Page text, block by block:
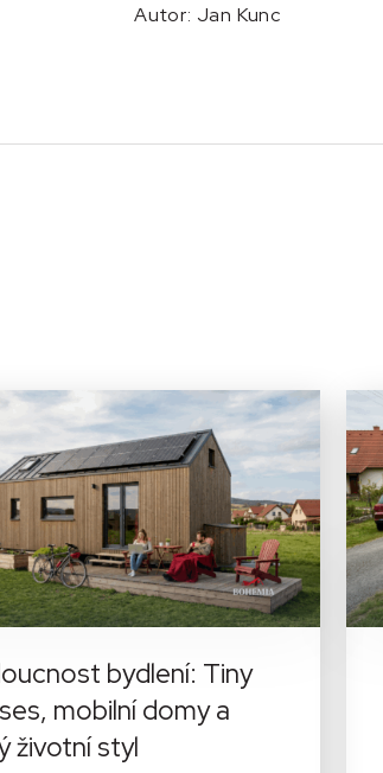
Autor: Jan Kunc
bydlení: Tiny
mobilní domy a
životní styl